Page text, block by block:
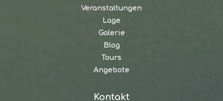
Veranstaltungen
Lage
Galerie
Blog
Tours
Angebote
Kontakt